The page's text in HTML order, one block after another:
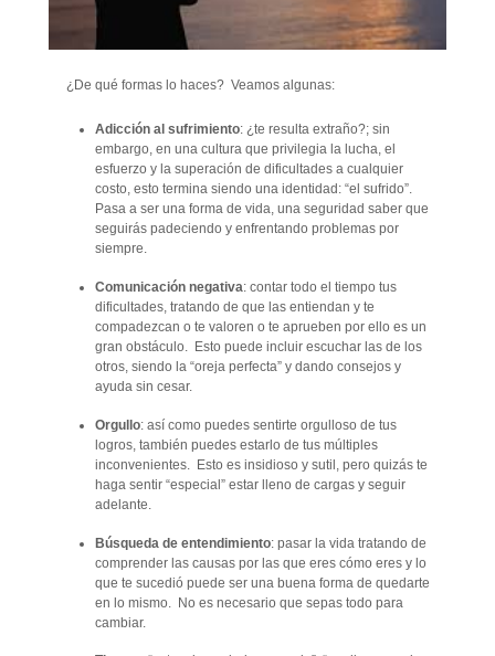
¿De qué formas lo haces? Veamos algunas:
Adicción al sufrimiento: ¿te resulta extraño?; sin
embargo, en una cultura que privilegia la lucha, el
esfuerzo y la superación de dificultades a cualquier
costo, esto termina siendo una identidad: “el sufrido”.
Pasa a ser una forma de vida, una seguridad saber que
seguirás padeciendo y enfrentando problemas por
siempre.
Comunicación negativa: contar todo el tiempo tus
dificultades, tratando de que las entiendan y te
compadezcan o te valoren o te aprueben por ello es un
gran obstáculo. Esto puede incluir escuchar las de los
otros, siendo la “oreja perfecta” y dando consejos y
ayuda sin cesar.
Orgullo: así como puedes sentirte orgulloso de tus
logros, también puedes estarlo de tus múltiples
inconvenientes. Esto es insidioso y sutil, pero quizás te
haga sentir “especial” estar lleno de cargas y seguir
adelante.
Búsqueda de entendimiento: pasar la vida tratando de
comprender las causas por las que eres cómo eres y lo
que te sucedió puede ser una buena forma de quedarte
en lo mismo. No es necesario que sepas todo para
cambiar.